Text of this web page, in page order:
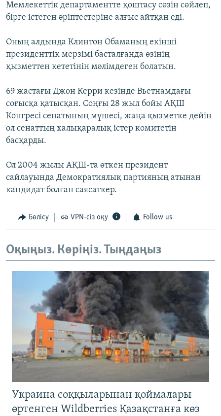
Мемлекеттік департаментте қоштасу сөзін сөйлеп,
бірге істеген әріптестеріне алғыс айтқан еді.
Оның алдында Клинтон Обаманың екінші
президенттік мерзімі басталғанда өзінің
қызметтен кететінін мәлімдеген болатын.
69 жастағы Джон Керри кезінде Вьетнамдағы
соғысқа қатысқан. Соңғы 28 жыл бойы АҚШ
Конгресі сенатының мүшесі, жаңа қызметке дейін
ол сенаттың халықаралық істер комитетін
басқарды.
Ол 2004 жылы АҚШ-та өткен президент
сайлауында Демократиялық партияның атынан
кандидат болған саясаткер.
Бөлісу VPN-сіз оқу Follow us
Оқыңыз. Көріңіз. Тыңдаңыз
Украина соққыларынан қоймалары
өртенген Wildberries Қазақстанға көз